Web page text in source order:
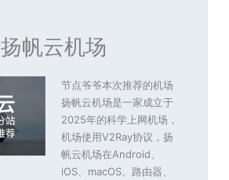
扬帆云机场
节点爷爷本次推荐的机场
扬帆云机场是一家成立于
2025年的科学上网机场，
机场使用V2Ray协议，扬
帆云机场在Android、
iOS、macOS、路由器、